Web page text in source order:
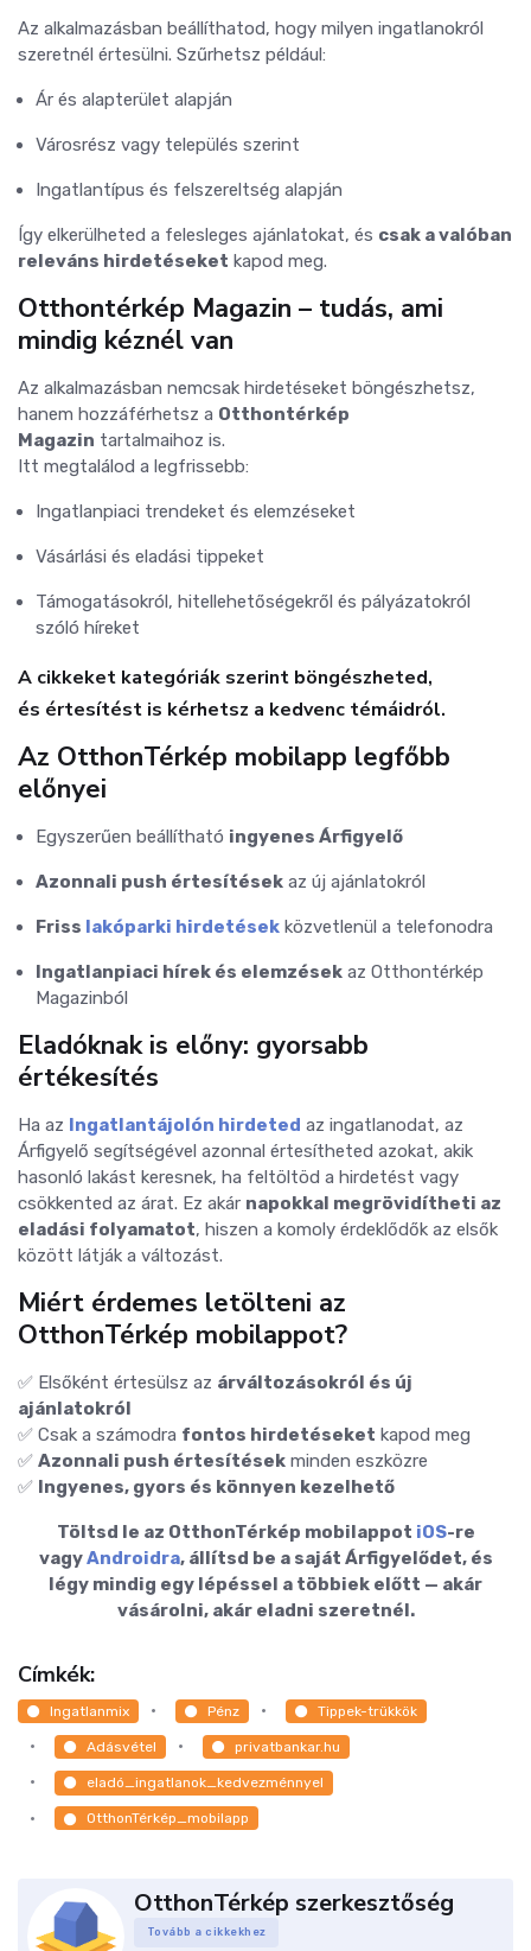
Az alkalmazásban beállíthatod, hogy milyen ingatlanokról
szeretnél értesülni. Szűrhetsz például:
Ár és alapterület alapján
Városrész vagy település szerint
Ingatlantípus és felszereltség alapján
Így elkerülheted a felesleges ajánlatokat, és csak a valóban
releváns hirdetéseket kapod meg.
Otthontérkép Magazin – tudás, ami
mindig kéznél van
Az alkalmazásban nemcsak hirdetéseket böngészhetsz,
hanem hozzáférhetsz a Otthontérkép
Magazin tartalmaihoz is.
Itt megtalálod a legfrissebb:
Ingatlanpiaci trendeket és elemzéseket
Vásárlási és eladási tippeket
Támogatásokról, hitellehetőségekről és pályázatokról
szóló híreket
A cikkeket kategóriák szerint böngészheted,
és értesítést is kérhetsz a kedvenc témáidról.
Az OtthonTérkép mobilapp legfőbb
előnyei
Egyszerűen beállítható ingyenes Árfigyelő
Azonnali push értesítések az új ajánlatokról
Friss lakóparki hirdetések közvetlenül a telefonodra
Ingatlanpiaci hírek és elemzések az Otthontérkép
Magazinból
Eladóknak is előny: gyorsabb
értékesítés
Ha az Ingatlantájolón hirdeted az ingatlanodat, az
Árfigyelő segítségével azonnal értesítheted azokat, akik
hasonló lakást keresnek, ha feltöltöd a hirdetést vagy
csökkented az árat. Ez akár napokkal megrövidítheti az
eladási folyamatot, hiszen a komoly érdeklődők az elsők
között látják a változást.
Miért érdemes letölteni az
OtthonTérkép mobilappot?
✅ Elsőként értesülsz az árváltozásokról és új
ajánlatokról
✅ Csak a számodra fontos hirdetéseket kapod meg
✅ Azonnali push értesítések minden eszközre
✅ Ingyenes, gyors és könnyen kezelhető
Töltsd le az OtthonTérkép mobilappot iOS-re
vagyAndroidra, állítsd be a saját Árfigyelődet, és
légy mindig egy lépéssel a többiek előtt — akár
vásárolni, akár eladni szeretnél.
Címkék:
Ingatlanmix Pénz Tippek-trükkök
Adásvétel privatbankar.hu
eladó_ingatlanok_kedvezménnyel
OtthonTérkép_mobilapp
OtthonTérkép szerkesztőség
Tovább a cikkekhez